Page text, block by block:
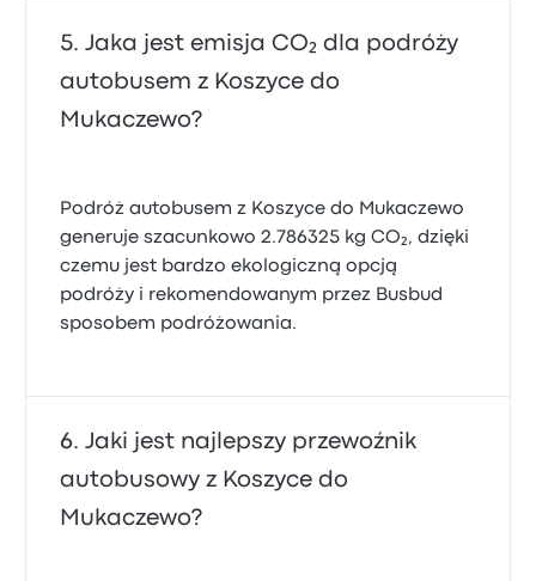
Jaka jest emisja CO₂ dla podróży
autobusem z Koszyce do
Mukaczewo?
Podróż autobusem z Koszyce do Mukaczewo
generuje szacunkowo 2.786325 kg CO₂, dzięki
czemu jest bardzo ekologiczną opcją
podróży i rekomendowanym przez Busbud
sposobem podróżowania.
Jaki jest najlepszy przewoźnik
autobusowy z Koszyce do
Mukaczewo?